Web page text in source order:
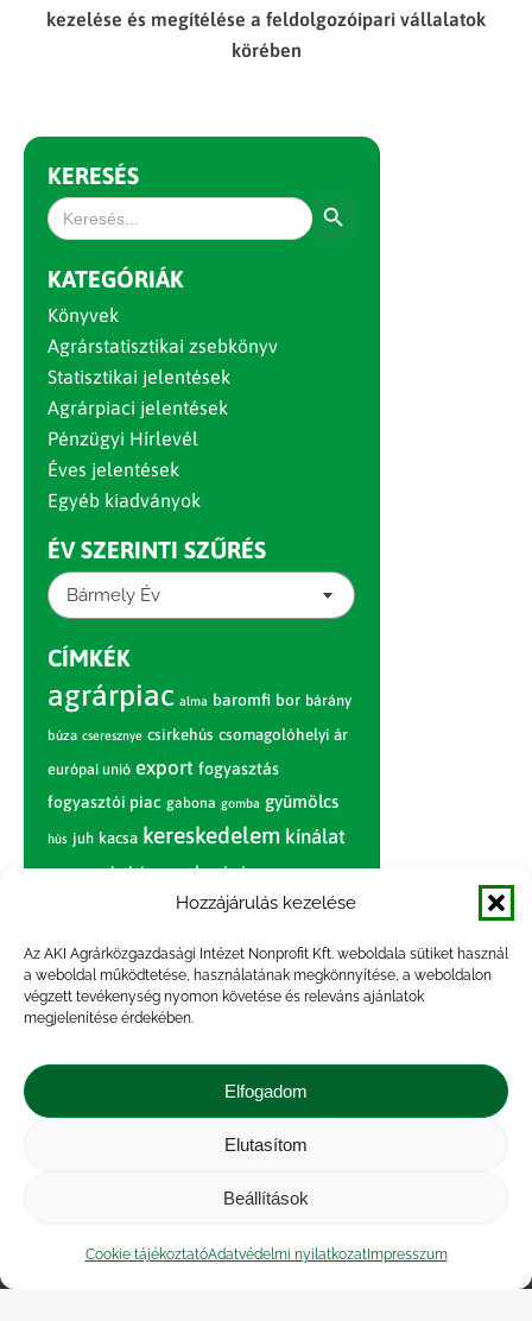
Hozzájárulás kezelése
Az AKI Agrárközgazdasági Intézet Nonprofit Kft. weboldala sütiket használ
a weboldal működtetése, használatának megkönnyítése, a weboldalon
végzett tevékenység nyomon követése és releváns ajánlatok
megjelenítése érdekében.
Elfogadom
Elutasítom
Beállítások
Cookie tájékoztatóAdatvédelmi nyilatkozatImpresszum
kezelése és megítélése a feldolgozóipari vállalatok
körében
KERESÉS
Search
for:
KATEGÓRIÁK
Könyvek
Agrárstatisztikai zsebkönyv
Statisztikai jelentések
Agrárpiaci jelentések
Pénzügyi Hírlevél
Éves jelentések
Egyéb kiadványok
ÉV SZERINTI SZŰRÉS
Bármely Év
CÍMKÉK
agrárpiac alma baromfi bor bárány
búza cseresznye csirkehús csomagolóhelyi ár
európai unió export fogyasztás
fogyasztói piac gabona gomba gyümölcs
hús juh kacsa kereskedelem kínálat
körte marhahús nagybani piac narancs
nemzetközi árinformációk
paradicsom piac piaci jelentés
pulyka pulykahús sertés sertéshús
szarvasmarha termelés
termelői
zöldség árak
átlagárértékesítési ár
Közérdekű adatok
| Adatvédelmi nyilatkozat
|